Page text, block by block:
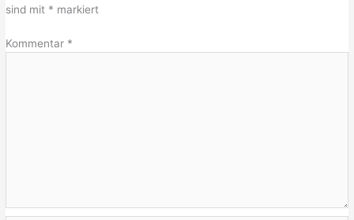
sind mit * markiert
Kommentar *